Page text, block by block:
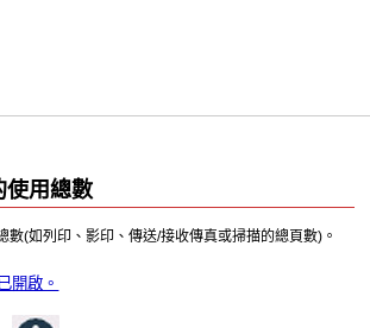
使用總數
數(如列印、影印、傳送/接收傳真或掃描的總頁數)。
開啟。